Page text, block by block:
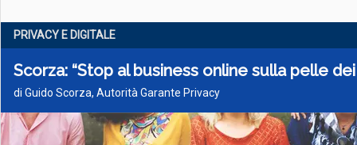
PRIVACY E DIGITALE
Scorza: “Stop al business online sulla pelle
di Guido Scorza, Autorità Garante Privacy